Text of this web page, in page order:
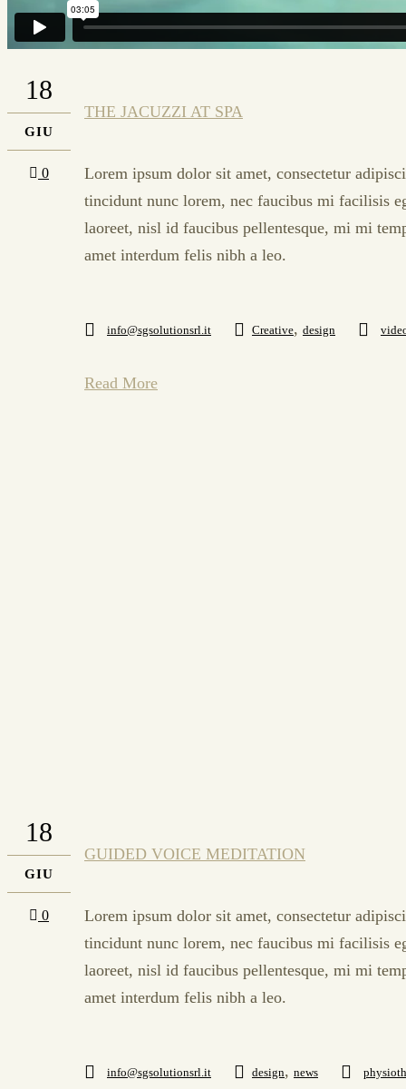
18
GIU
0
THE JACUZZI AT SPA
Lorem ipsum dolor sit amet, consectetur
tincidunt nunc lorem, nec faucibus mi facilisis
laoreet, nisl id faucibus pellentesque, mi mi
amet interdum felis nibh a leo.
info@sgsolutionsrl.it Creative, design
Read More
18
GIU
0
GUIDED VOICE MEDITATION
Lorem ipsum dolor sit amet, consectetur
tincidunt nunc lorem, nec faucibus mi facilisis
laoreet, nisl id faucibus pellentesque, mi mi
amet interdum felis nibh a leo.
info@sgsolutionsrl.it design, news